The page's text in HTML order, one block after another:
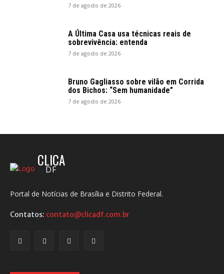
7 de agosto de 2026
A Última Casa usa técnicas reais de
sobrevivência: entenda
7 de agosto de 2026
Bruno Gagliasso sobre vilão em Corrida
dos Bichos: “Sem humanidade”
7 de agosto de 2026
CLICA
DF
Portal de Notícias de Brasília e Distrito Federal.
Contatos: contato@clicadf.com.br